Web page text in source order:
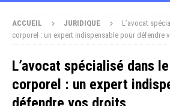
ACCUEIL JURIDIQUE
L’avocat
corporel : un expert indispensable pour défendre
L’avocat spécialisé dans
corporel : un expert